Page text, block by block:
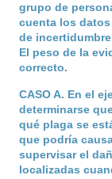
grupo de
cuenta los
de
El peso de la
correcto.
CASO A. En el
determinarse
qué plaga se
que podría
supervisar el
localizadas